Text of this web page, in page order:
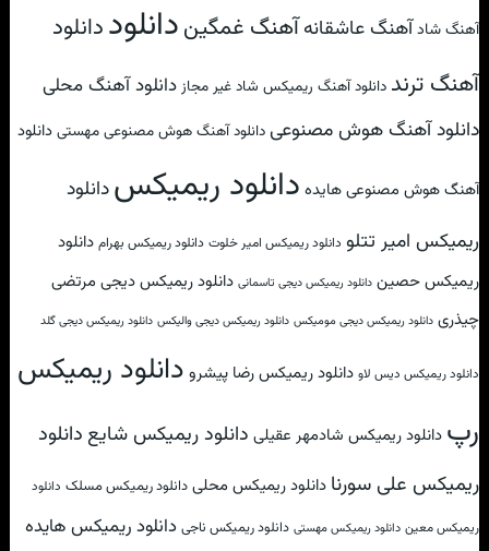
آهنگ شادآهنگ عاشقانهآهنگ غمگیندانلوددانلود
آهنگ ترند دانلود آهنگ ریمیکس شاد غیر مجازدانلود آهنگ محلی
دانلود آهنگ هوش مصنوعیدانلود آهنگ هوش مصنوعی مهستیدانلود
آهنگ هوش مصنوعی هایده دانلود ریمیکسدانلود
ریمیکس امیر تتلو دانلود ریمیکس امیر خلوت دانلود ریمیکس بهرام دانلود
ریمیکس حصین دانلود ریمیکس دیجی تاسمانی دانلود ریمیکس دیجی مرتضی
چیذری دانلود ریمیکس دیجی مومیکس دانلود ریمیکس دیجی والیکس دانلود ریمیکس دیجی گلد
دانلود ریمیکس دیس لاو دانلود ریمیکس رضا پیشرو دانلود ریمیکس
رپ دانلود ریمیکس شادمهر عقیلی دانلود ریمیکس شایع دانلود
ریمیکس علی سورنا دانلود ریمیکس محلی دانلود ریمیکس مسلک دانلود
ریمیکس معین دانلود ریمیکس مهستی دانلود ریمیکس ناجی دانلود ریمیکس هایده